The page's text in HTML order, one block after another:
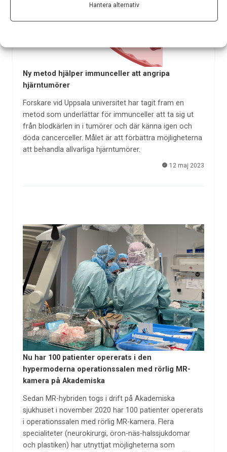
Hantera alternativ
Ny metod hjälper immunceller att angripa
hjärntumörer
Forskare vid Uppsala universitet har tagit fram en
metod som underlättar för immunceller att ta sig ut
från blodkärlen in i tumörer och där känna igen och
döda cancerceller. Målet är att förbättra möjligheterna
att behandla allvarliga hjärntumörer.
12 maj 2023
Nu har 100 patienter opererats i den
hypermoderna operationssalen med rörlig MR-
kamera på Akademiska
Sedan MR-hybriden togs i drift på Akademiska
sjukhuset i november 2020 har 100 patienter opererats
i operationssalen med rörlig MR-kamera. Flera
specialiteter (neurokirurgi, öron-näs-halssjukdomar
och plastiken) har utnyttjat möjligheterna som